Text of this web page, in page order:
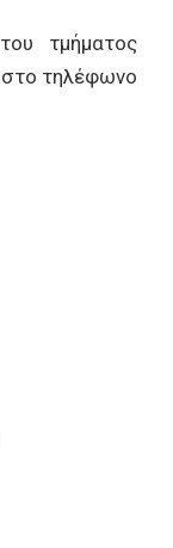
τμήματος
στο τηλέφωνο